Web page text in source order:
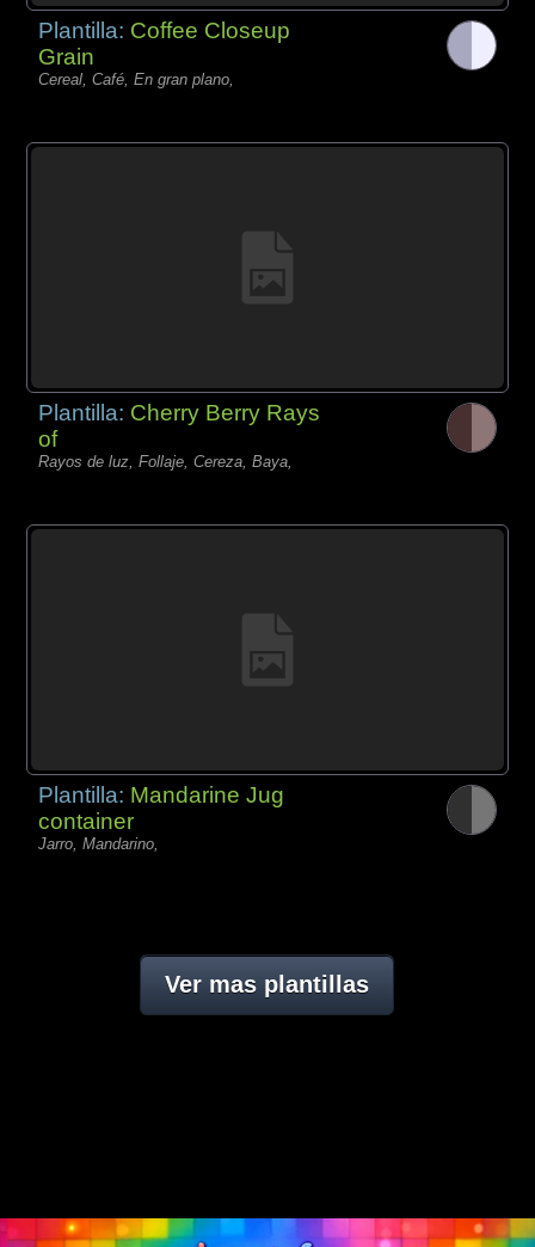
Plantilla: Coffee Closeup
Grain
Cereal, Café, En gran plano,
Plantilla: Cherry Berry Rays
of
Rayos de luz, Follaje, Cereza, Baya,
Plantilla: Mandarine Jug
container
Jarro, Mandarino,
Ver mas plantillas